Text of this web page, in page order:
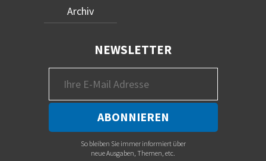
Archiv
NEWSLETTER
So bleiben Sie immer informiert über
neue Ausgaben, Themen, etc.